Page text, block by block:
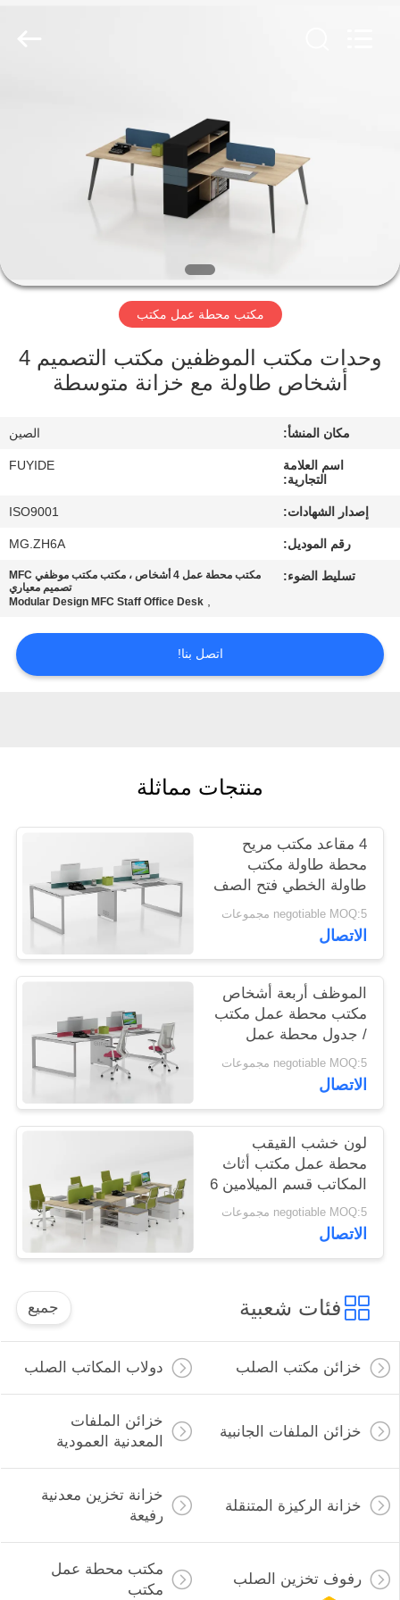
عنا
في
المعمل
مراقبة
الجودة
اطلب
PRIVACY
POLICY
مكتب محطة عمل مكتب
وحدات مكتب الموظفين مكتب التصميم 4
أشخاص طاولة مع خزانة متوسطة
مكان المنشأ: الصين
اسم العلامة
التجارية:
FUYIDE
إصدار الشهادات: ISO9001
رقم الموديل: MG.ZH6A
تسليط الضوء:
مكتب محطة عمل 4 أشخاص ، مكتب مكتب موظفي MFC
تصميم معياري
,
Modular Design MFC Staff Office Desk
اتصل بنا!
منتجات مماثلة
4 مقاعد مكتب مريح
محطة طاولة مكتب
طاولة الخطي فتح الصف
E0 للموظفين
negotiable MOQ:5 مجموعات
الاتصال
الموظف أربعة أشخاص
مكتب محطة عمل مكتب
/ جدول محطة عمل
وحدات
negotiable MOQ:5 مجموعات
الاتصال
لون خشب القيقب
محطة عمل مكتب أثاث
المكاتب قسم الميلامين 6
شخص
negotiable MOQ:5 مجموعات
الاتصال
فئات شعبية جميع
خزائن مكتب الصلب دولاب المكاتب الصلب
خزائن الملفات الجانبية
خزائن الملفات
المعدنية العمودية
خزانة الركيزة المتنقلة
خزانة تخزين معدنية
رفيعة
رفوف تخزين الصلب
مكتب محطة عمل
مكتب